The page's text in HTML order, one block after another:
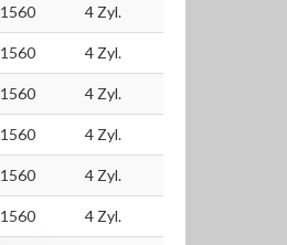
1560 4 Zyl.
1560 4 Zyl.
1560 4 Zyl.
1560 4 Zyl.
1560 4 Zyl.
1560 4 Zyl.